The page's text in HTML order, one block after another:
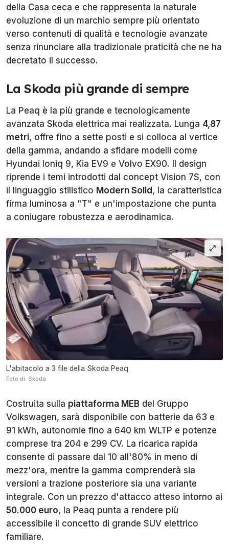
della Casa ceca e che rappresenta la naturale
evoluzione di un marchio sempre più orientato
verso contenuti di qualità e tecnologie avanzate
senza rinunciare alla tradizionale praticità che ne ha
decretato il successo.
La Skoda più grande di sempre
La Peaq è la più grande e tecnologicamente
avanzata Skoda elettrica mai realizzata. Lunga 4,87
metri, offre fino a sette posti e si colloca al vertice
della gamma, andando a sfidare modelli come
Hyundai Ioniq 9, Kia EV9 e Volvo EX90. Il design
riprende i temi introdotti dal concept Vision 7S, con
il linguaggio stilistico Modern Solid , la caratteristica
firma luminosa a "T" e un'impostazione che punta
a coniugare robustezza e aerodinamica.
L'abitacolo a 3 file della Skoda Peaq
Foto di: Skoda
Costruita sulla piattaforma MEB del Gruppo
Volkswagen, sarà disponibile con batterie da 63 e
91 kWh, autonomie fino a 640 km WLTP e potenze
comprese tra 204 e 299 CV. La ricarica rapida
consente di passare dal 10 all'80% in meno di
mezz'ora, mentre la gamma comprenderà sia
versioni a trazione posteriore sia una variante
integrale. Con un prezzo d'attacco atteso intorno ai
50.000 euro, la Peaq punta a rendere più
accessibile il concetto di grande SUV elettrico
familiare.